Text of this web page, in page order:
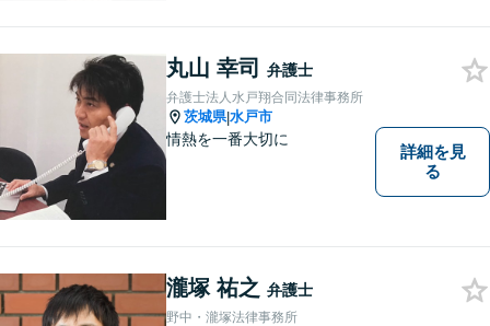
ートします。
丸山 幸司 弁護士
弁護士法人水戸翔合同法律事務所
茨城県|水戸市
情熱を一番大切に
詳細を見
る
瀧塚 祐之 弁護士
野中・瀧塚法律事務所